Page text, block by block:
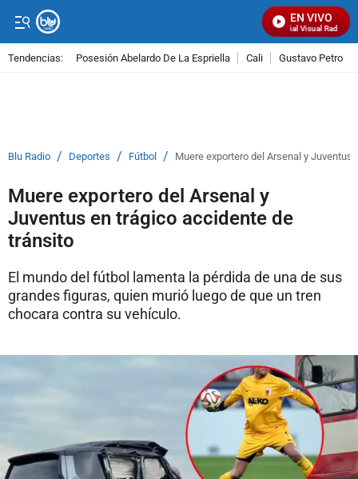
EN VIVO
Señal Visual Radio
Tendencias: Posesión Abelardo De La Espriella Cali Gustavo Petro
Blu Radio / Deportes / Fútbol / Muere exportero del Arsenal y
Muere exportero del Arsenal y
Juventus en trágico accidente de
tránsito
El mundo del fútbol lamenta la pérdida de una de sus
grandes figuras, quien murió luego de que un tren
chocara contra su vehículo.